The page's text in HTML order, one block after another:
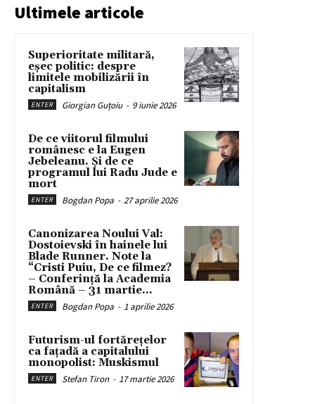
Ultimele articole
Superioritate militară,
eșec politic: despre
limitele mobilizării în
capitalism
ENTER Giorgian Guțoiu - 9 iunie 2026
De ce viitorul filmului
românesc e la Eugen
Jebeleanu. Și de ce
programul lui Radu Jude e
mort
ENTER Bogdan Popa - 27 aprilie 2026
Canonizarea Noului Val:
Dostoievski în hainele lui
Blade Runner. Note la
“Cristi Puiu, De ce filmez?
– Conferință la Academia
Română – 31 martie...
ENTER Bogdan Popa - 1 aprilie 2026
Futurism-ul fortărețelor
ca fațadă a capitalului
monopolist: Muskismul
ENTER Stefan Tiron - 17 martie 2026